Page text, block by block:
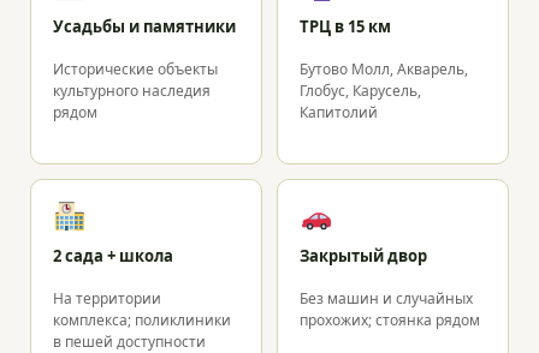
Усадьбы и памятники
Исторические объекты
культурного наследия
рядом
ТРЦ в 15 км
Бутово Молл, Акварель,
Глобус, Карусель,
Капитолий
2 сада + школа
На территории
комплекса; поликлиники
в пешей доступности
Закрытый двор
Без машин и случайных
прохожих; стоянка рядом